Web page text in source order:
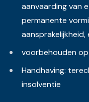
aanvaarding van
permanente
aansprakelijkheid,
voorbehouden
Handhaving:
insolventie